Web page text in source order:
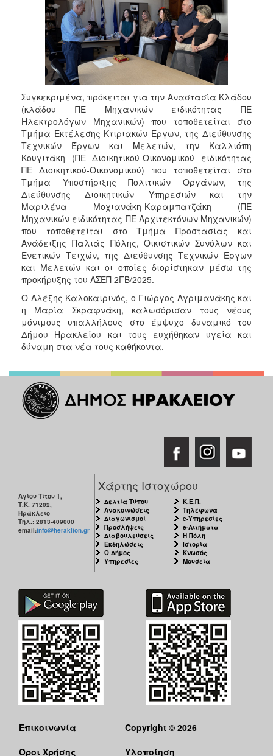
Συγκεκριμένα, πρόκειται για την Αναστασία Κλάδου
(κλάδου ΠΕ Μηχανικών ειδικότητας ΠΕ
Ηλεκτρολόγων Μηχανικών) που τοποθετείται στο
Τμήμα Εκτέλεσης Κτιριακών Έργων, της Διεύθυνσης
Τεχνικών Έργων και Μελετών, την Καλλιόπη
Κουγιτάκη (ΠΕ Διοικητικού-Οικονομικού ειδικότητας
ΠΕ Διοικητικού-Οικονομικού) που τοποθετείται στο
Τμήμα Υποστήριξης Πολιτικών Οργάνων, της
Διεύθυνσης Διοικητικών Υπηρεσιών και την
Μαριλένα Μοχιανάκη-Καραμπατζάκη (ΠΕ
Μηχανικών ειδικότητας ΠΕ Αρχιτεκτόνων Μηχανικών)
που τοποθετείται στο Τμήμα Προστασίας και
Ανάδειξης Παλιάς Πόλης, Οικιστικών Συνόλων και
Ενετικών Τειχών, της Διεύθυνσης Τεχνικών Έργων
και Μελετών και οι οποίες διορίστηκαν μέσω της
προκήρυξης του ΑΣΕΠ 2ΓΒ/2025.
Ο Αλέξης Καλοκαιρινός, ο Γιώργος Αγριμανάκης και
η Μαρία Σκραφνάκη, καλωσόρισαν τους νέους
μόνιμους υπαλλήλους στο έμψυχο δυναμικό του
Δήμου Ηρακλείου και τους ευχήθηκαν υγεία και
δύναμη στα νέα τους καθήκοντα.
Αγίου Τίτου 1,
Τ.Κ. 71202,
Ηράκλειο
Τηλ.: 2813-409000
email:info@heraklion.gr
Χάρτης Ιστοχώρου
Δελτία Τύπου
Ανακοινώσεις
Διαγωνισμοί
Προσλήψεις
Διαβουλεύσεις
Εκδηλώσεις
Ο Δήμος
Υπηρεσίες
Κ.Ε.Π.
Τηλέφωνα
e-Υπηρεσίες
e-Αιτήματα
Η Πόλη
Ιστορία
Κνωσός
Μουσεία
Επικοινωνία
Όροι Χρήσης
Copyright © 2026
Υλοποίηση